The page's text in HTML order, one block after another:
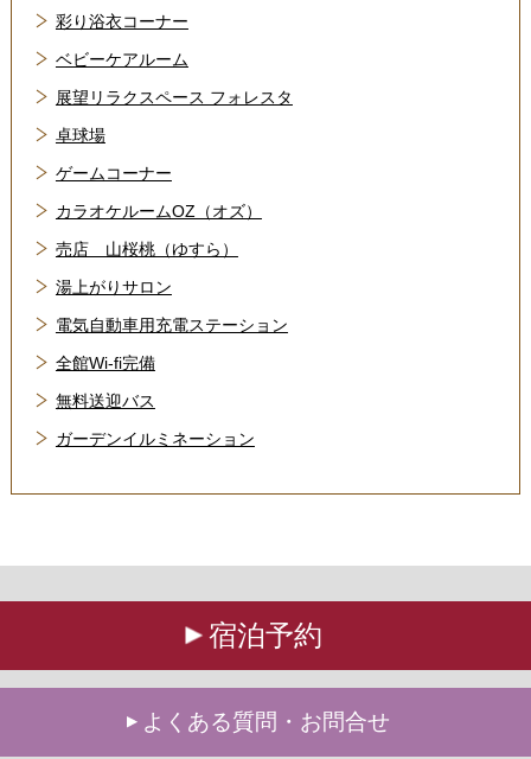
彩り浴衣コーナー
ベビーケアルーム
展望リラクスペース フォレスタ
卓球場
ゲームコーナー
カラオケルームOZ（オズ）
売店 山桜桃（ゆすら）
湯上がりサロン
電気自動車用充電ステーション
全館Wi-fi完備
無料送迎バス
ガーデンイルミネーション
宿泊予約
よくある質問・お問合せ